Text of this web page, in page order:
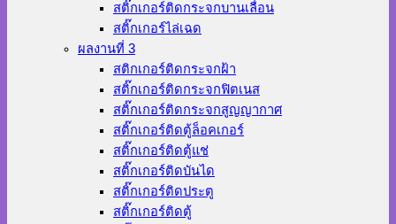
สติ๊กเกอร์ติดกระจกบานเลื่อน
สติ๊กเกอร์ไล่เฉด
ผลงานที่ 3
สติกเกอร์ติดกระจกฝ้า
สติ๊กเกอร์ติดกระจกฟิตเนส
สติ๊กเกอร์ติดกระจกสูญญากาศ
สติ๊กเกอร์ติดตู้ล็อคเกอร์
สติ๊กเกอร์ติดตู้แช่
สติ๊กเกอร์ติดบันได
สติ๊กเกอร์ติดประตู
สติ๊กเกอร์ติดตู้